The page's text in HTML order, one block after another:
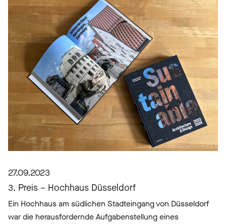
27.09.2023
3. Preis – Hochhaus Düsseldorf
Ein Hochhaus am südlichen Stadteingang von Düsseldorf
war die herausfordernde Aufgabenstellung eines